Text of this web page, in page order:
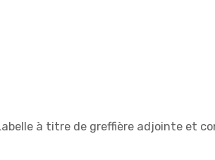
à titre de greffière adjointe et